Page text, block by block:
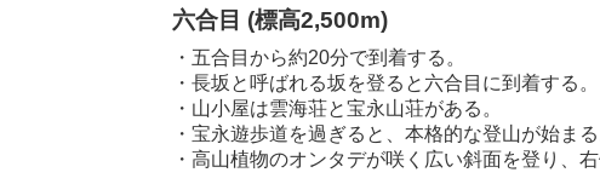
六合目 (標高2,500m)
・五合目から約20分で到着する。
・長坂と呼ばれる坂を登ると六合目に到着する。
・山小屋は雲海荘と宝永山荘がある。
・宝永遊歩道を過ぎると、本格的な登山が始まる
・高山植物のオンタデが咲く広い斜面を登り、